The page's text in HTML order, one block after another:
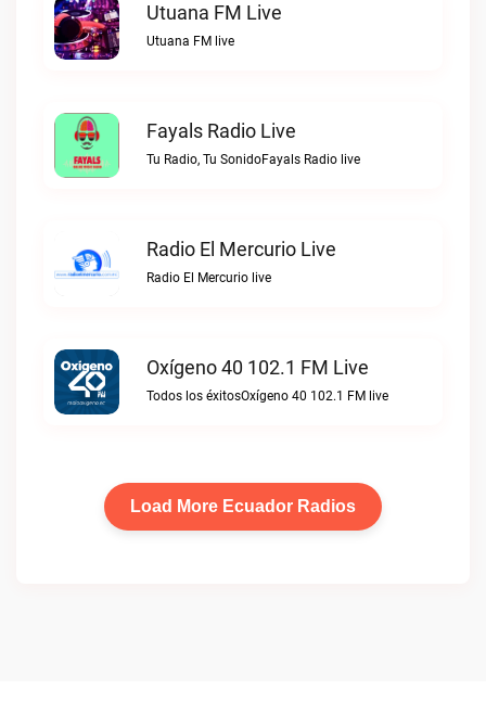
Utuana FM Live
Utuana FM live
Fayals Radio Live
Tu Radio, Tu SonidoFayals Radio live
Radio El Mercurio Live
Radio El Mercurio live
Oxígeno 40 102.1 FM Live
Todos los éxitosOxígeno 40 102.1 FM live
Load More Ecuador Radios